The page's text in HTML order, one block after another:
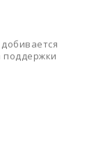
поддержки